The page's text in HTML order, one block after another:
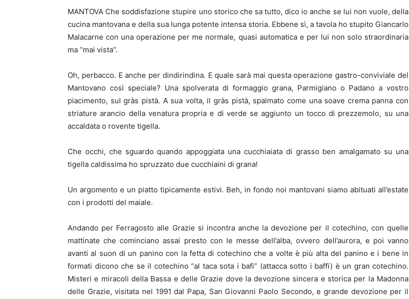
MANTOVA Che soddisfazione stupire uno storico che sa tutto, dico io anche se lui non vuole, della
cucina mantovana e della sua lunga potente intensa storia. Ebbene sì, a tavola ho stupito Giancarlo
Malacarne con una operazione per me normale, quasi automatica e per lui non solo straordinaria
ma “mai vista”.
Oh, perbacco. E anche per dindirindina. E quale sarà mai questa operazione gastro-conviviale del
Mantovano così speciale? Una spolverata di formaggio grana, Parmigiano o Padano a vostro
piacimento, sul gràs pistà. A sua volta, il gràs pistà, spalmato come una soave crema panna con
striature arancio della venatura propria e di verde se aggiunto un tocco di prezzemolo, su una
accaldata o rovente tigella.
Che occhi, che sguardo quando appoggiata una cucchiaiata di grasso ben amalgamato su una
tigella caldissima ho spruzzato due cucchiaini di grana!
Un argomento e un piatto tipicamente estivi. Beh, in fondo noi mantovani siamo abituati all’estate
con i prodotti del maiale.
Andando per Ferragosto alle Grazie si incontra anche la devozione per il cotechino, con quelle
mattinate che cominciano assai presto con le messe dell’alba, ovvero dell’aurora, e poi vanno
avanti al suon di un panino con la fetta di cotechino che a volte è più alta del panino e i bene in
formati dicono che se il cotechino “al taca sota i bafi” (attacca sotto i baffi) è un gran cotechino.
Misteri e miracoli della Bassa e delle Grazie dove la devozione sincera e storica per la Madonna
delle Grazie, visitata nel 1991 dal Papa, San Giovanni Paolo Secondo, e grande devozione per il